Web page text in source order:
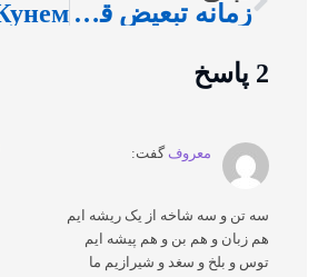
زمانه تبعيض قائل نيست
2 پاسخ
معروف گفت:
سه تن و سه شاخه از يک ريشه ايم
هم زبان و هم بن و هم پيشه ايم
توس و بلخ و سغد و شيرازيم ما